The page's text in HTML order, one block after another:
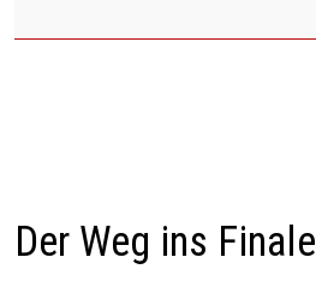
Der Weg ins Finale